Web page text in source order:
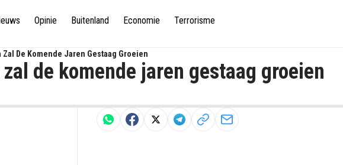
Opinie Buitenland Economie Terrorisme
Zal De Komende Jaren Gestaag Groeien
de komende jaren gestaag groeien